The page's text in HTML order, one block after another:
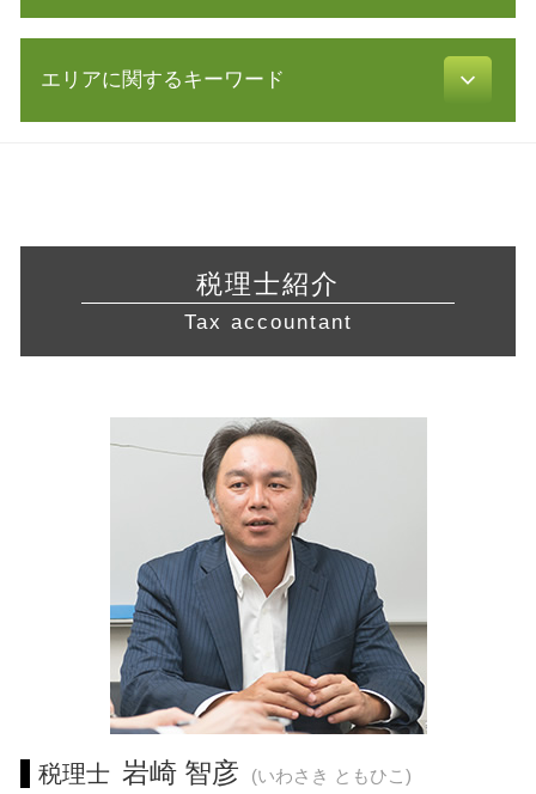
電子 定款
補助金 交付申請書
株式会社 設立 必要書類
法人化 手続き
合同会社 資本金
会社設立 税務署
確定申告 訂正
還付 申告
年末調整 必要書類
会計帳簿 とは
税務調査 個人
青色申告 経費
株式 譲渡
株式 移転
保証 制度
経営改善 計画書
有限会社 株式譲渡
株式 譲渡 契約書
資本 提携
不動産 開業
介護事業 許認可
訪問介護 開業
建設業 許認可
旅行業 登録
エリアに関するキーワード
営業 許認可 申請 岐阜県 相談
会社設立 東京都 税理士
会社設立 川崎市 税理士 相談
営業 許認可 申請 藤沢市 税理士
税務相談 横浜市 相談
起業支援 三重県 相談
起業支援 川崎市 相談
起業支援 愛知県 税理士 相談
営業 許認可 申請 岐阜県 税理士
経営相談 相模原市 税理士 相談
起業支援 相模原市 税理士 相談
税務相談 岐阜県 税理士 相談
起業支援 藤沢市 相談
起業支援 愛知県 税理士
税務相談 神奈川県 税理士 相談
税理士紹介
Tax accountant
税理士 岩崎 智彦 (いわさき ともひこ)